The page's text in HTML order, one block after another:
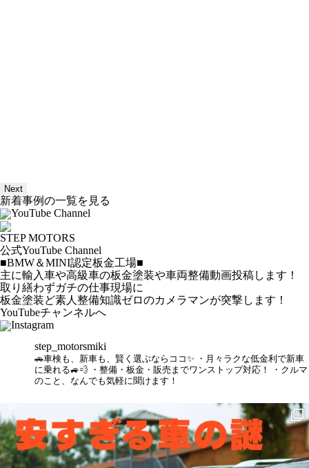
Next
新着事例の一覧を見る
YouTube Channel
STEP MOTORS
公式YouTube Channel
■BMW＆MINI認定板金工場■
主に輸入車や高級車の板金塗装や車両整備動画投稿します！
取り繕わずガチの仕事現場に
板金塗装ど素人整備知識ゼロのカメラマンが突撃します！
YouTubeチャンネルへ
Instagram
step_motorsmiki
🚗車検も、新車も、賢く選ぶならココ✨ ・月々ラクな低金利で新車
に乗れる🚙💨 ・整備・板金・販売までワンストップ対応！
・クルマ
のこと、なんでも気軽に聞けます！